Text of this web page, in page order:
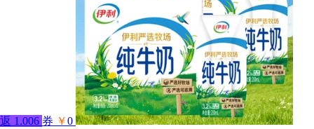
返 1.006 券 ￥0